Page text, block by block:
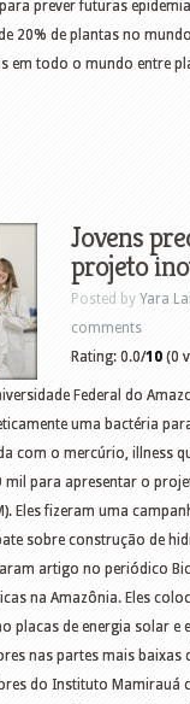
prever futuras
20% de plantas no
em todo o mundo entre
Jovens
projeto
Posted by Yara
comments
Rating: 0.0/10 (0
Federal do
uma bactéria
com o mercúrio, illness
mil para apresentar o
Eles fizeram uma
sobre construção de
artigo no periódico
na Amazônia. Eles
placas de energia solar
nas partes mais
do Instituto